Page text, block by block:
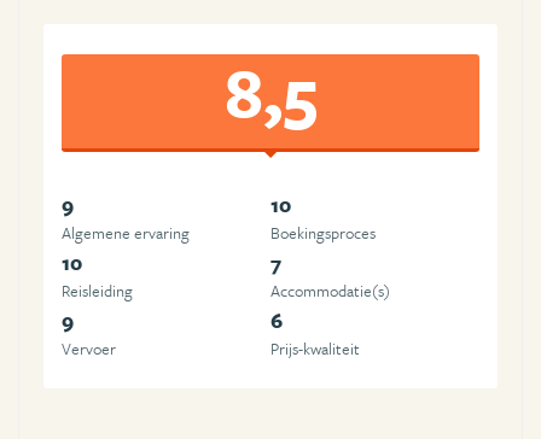
8,5
9
Algemene ervaring
10
Boekingsproces
10
Reisleiding
7
Accommodatie(s)
9
Vervoer
6
Prijs-kwaliteit